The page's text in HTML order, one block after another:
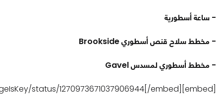
- ساعة أسطورية
- مخطط سلاح قنص أسطوري Brookside
- مخطط أسطوري لمسدس Gavel